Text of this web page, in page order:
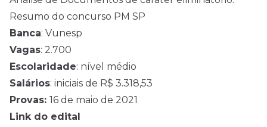
Resumo do concurso PM SP
Banca: Vunesp
Vagas: 2.700
Escolaridade: nível médio
Salários: iniciais de R$ 3.318,53
Provas: 16 de maio de 2021
Link do edital